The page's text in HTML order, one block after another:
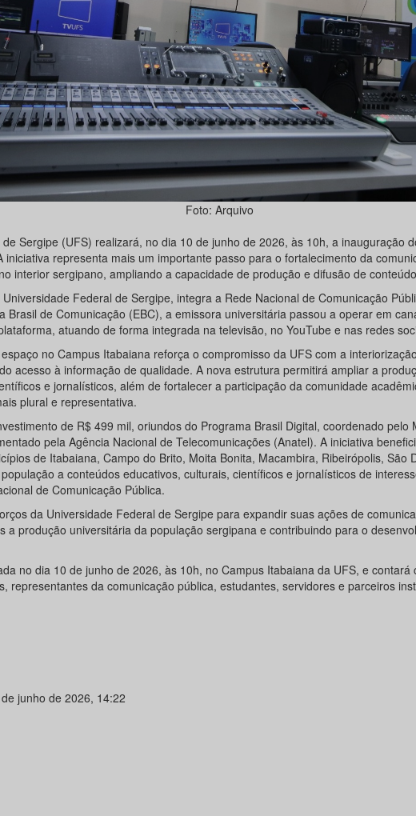
Foto: Arquivo
Sergipe (UFS) realizará, no dia 10 de junho de 2026, às 10h, a inauguração
iniciativa representa mais um importante passo para o fortalecimento da
interior sergipano, ampliando a capacidade de produção e difusão de
Federal de Sergipe, integra a Rede Nacional de Comunicação
Brasil de Comunicação (EBC), a emissora universitária passou a operar em
atuando de forma integrada na televisão, no YouTube e nas redes
no Campus Itabaiana reforça o compromisso da UFS com a
acesso à informação de qualidade. A nova estrutura permitirá ampliar a
e jornalísticos, além de fortalecer a participação da comunidade
plural e representativa.
de R$ 499 mil, oriundos do Programa Brasil Digital, coordenado pelo
pela Agência Nacional de Telecomunicações (Anatel). A iniciativa
de Itabaiana, Campo do Brito, Moita Bonita, Macambira, Ribeirópolis, São
a conteúdos educativos, culturais, científicos e jornalísticos de
de Comunicação Pública.
da Universidade Federal de Sergipe para expandir suas ações de
a produção universitária da população sergipana e contribuindo para o
no dia 10 de junho de 2026, às 10h, no Campus Itabaiana da UFS, e contará
representantes da comunicação pública, estudantes, servidores e parceiros
junho de 2026, 14:22